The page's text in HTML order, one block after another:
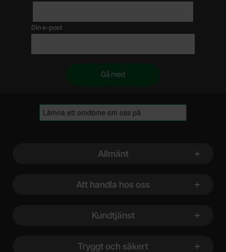
Din e-post
Allmänt
Att handla hos oss
Kundtjänst
Tryggt och säkert